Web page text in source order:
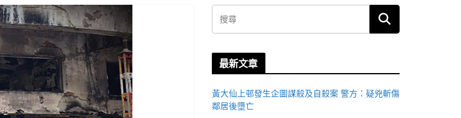
最新文章
黃大仙上邨發生企圖謀殺及自殺案 警方：疑兇斬傷
鄰居後墮亡